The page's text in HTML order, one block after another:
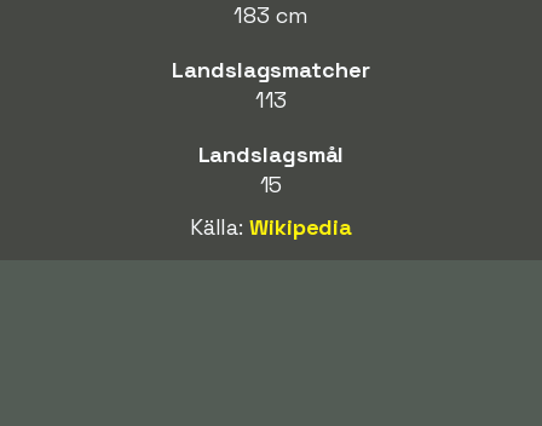
183 cm
Landslagsmatcher
113
Landslagsmål
15
Källa:Wikipedia